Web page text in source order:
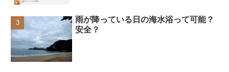
雨が降っている日の海水浴って可能？
安全？